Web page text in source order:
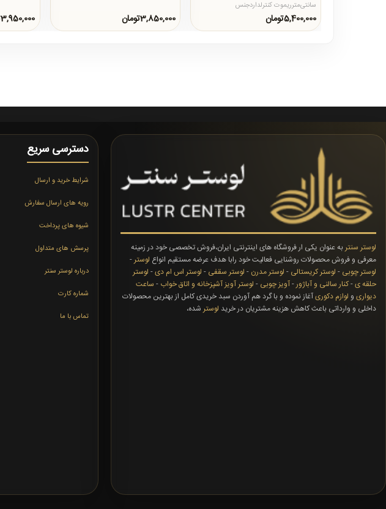
سانتی‌مترریموت کنترلداردجنس
محصولآلومینیومنوع لامپاس ام دی با قابلیت
تعو..
5,400,000تومان 3,850,000تومان 3,950,000تومان
لوستر سنتربه عنوان یکی ار فروشگاه های اینترنتی ایران،فروش تخصصی خود در زمینه
معرفی و فروش محصولات روشنایی فعالیت خود رابا هدف عرضه مستقیم انواع لوستر-
لوستر چوبی - لوستر کریستالی - لوستر مدرن - لوستر سقفی - لوستر اس ام دی- لوستر
حلقه ی-کنار سالنی و آباژور-آویز چوبی - لوستر آویز آشپزخانه و اتاق خواب - ساعت
دیواری و لوازم دکوریآغاز نموده و با گرد هم آوردن سبد خریدی کامل از بهترین محصولات
داخلی و وارداتی باعث کاهش هزینه مشتریان در خرید لوسترشده،
دسترسی سریع
شرایط خرید و ارسال
رویه های ارسال سفارش
شیوه های پرداخت
پرسش های متداول
درباره لوستر سنتر
شماره کارت
تماس با ما